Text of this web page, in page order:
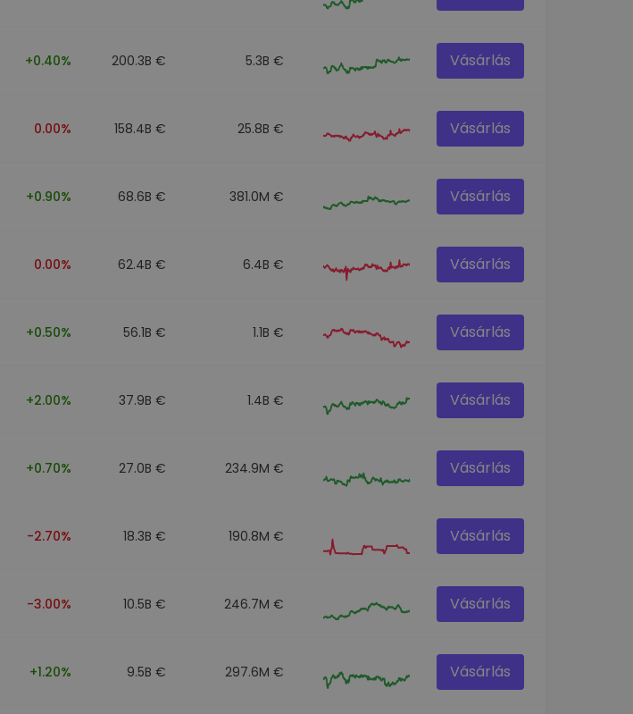
+0.40% 200.3B € 5.3B € Vásárlás
0.00% 158.4B € 25.8B € Vásárlás
+0.90% 68.6B € 381.0M € Vásárlás
0.00% 62.4B € 6.4B € Vásárlás
+0.50% 56.1B € 1.1B € Vásárlás
+2.00% 37.9B € 1.4B € Vásárlás
+0.70% 27.0B € 234.9M € Vásárlás
-2.70% 18.3B € 190.8M € Vásárlás
-3.00% 10.5B € 246.7M € Vásárlás
+1.20% 9.5B € 297.6M € Vásárlás